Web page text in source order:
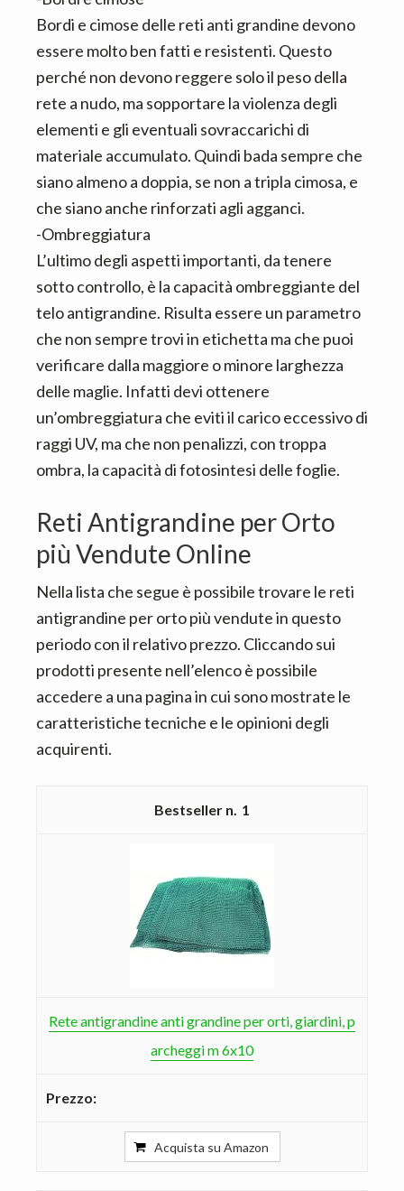
Bordi e cimose delle reti anti grandine devono
essere molto ben fatti e resistenti. Questo
perché non devono reggere solo il peso della
rete a nudo, ma sopportare la violenza degli
elementi e gli eventuali sovraccarichi di
materiale accumulato. Quindi bada sempre che
siano almeno a doppia, se non a tripla cimosa, e
che siano anche rinforzati agli agganci.
-Ombreggiatura
L’ultimo degli aspetti importanti, da tenere
sotto controllo, è la capacità ombreggiante del
telo antigrandine. Risulta essere un parametro
che non sempre trovi in etichetta ma che puoi
verificare dalla maggiore o minore larghezza
delle maglie. Infatti devi ottenere
un’ombreggiatura che eviti il carico eccessivo di
raggi UV, ma che non penalizzi, con troppa
ombra, la capacità di fotosintesi delle foglie.
Reti Antigrandine per Orto
più Vendute Online
Nella lista che segue è possibile trovare le reti
antigrandine per orto più vendute in questo
periodo con il relativo prezzo. Cliccando sui
prodotti presente nell’elenco è possibile
accedere a una pagina in cui sono mostrate le
caratteristiche tecniche e le opinioni degli
acquirenti.
1
Rete antigrandine anti grandine per orti, giardini, p
archeggi m 6x10
Acquista su Amazon